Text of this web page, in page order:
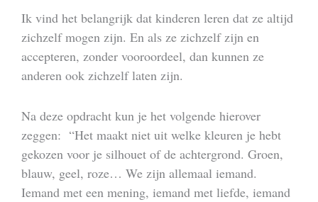
Ik vind het belangrijk dat kinderen leren dat ze altijd
zichzelf mogen zijn. En als ze zichzelf zijn en
accepteren, zonder vooroordeel, dan kunnen ze
anderen ook zichzelf laten zijn.
Na deze opdracht kun je het volgende hierover
zeggen: “Het maakt niet uit welke kleuren je hebt
gekozen voor je silhouet of de achtergrond. Groen,
blauw, geel, roze… We zijn allemaal iemand.
Iemand met een mening, iemand met liefde, iemand